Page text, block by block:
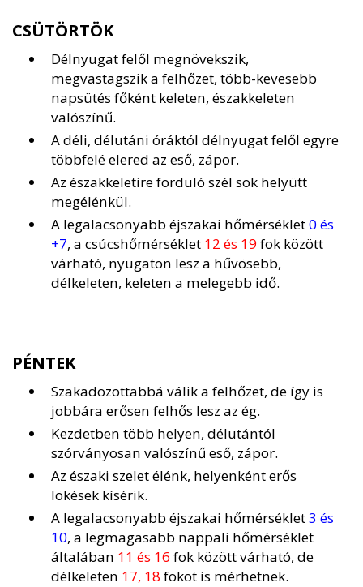
CSÜTÖRTÖK
Délnyugat felől megnövekszik,
megvastagszik a felhőzet, több-kevesebb
napsütés főként keleten, északkeleten
valószínű.
A déli, délutáni óráktól délnyugat felől egyre
többfelé elered az eső, zápor.
Az északkeletire forduló szél sok helyütt
megélénkül.
A legalacsonyabb éjszakai hőmérséklet0 és
+7, a csúcshőmérséklet 12 és 19fok között
várható, nyugaton lesz a hűvösebb,
délkeleten, keleten a melegebb idő.
PÉNTEK
Szakadozottabbá válik a felhőzet, de így is
jobbára erősen felhős lesz az ég.
Kezdetben több helyen, délutántól
szórványosan valószínű eső, zápor.
Az északi szelet élénk, helyenként erős
lökések kísérik.
A legalacsonyabb éjszakai hőmérséklet3 és
10, a legmagasabb nappali hőmérséklet
általában 11 és 16 fok között várható, de
délkeleten 17, 18 fokot is mérhetnek.